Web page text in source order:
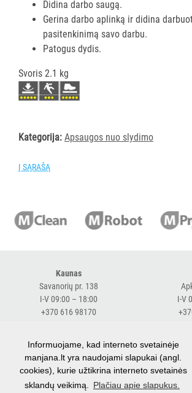
VALYMO
SKALBIMO
PURVĄ
KILIMĖLIAI
HIGIENOS
PRIEMONĖS
KOSMETIKA
VIEŠBUČIAMS
ĮRANGA
Didina darbo saugą.
Gerina darbo aplinką ir didina
pasitenkinimą savo darbu.
Patogus dydis.
Svoris 2.1 kg
Kategorija: Apsaugos nuo slydimo
Į SĄRAŠĄ
Kaunas
Savanorių pr. 138
I-V 09:00 – 18:00
+370 616 98170
I-V
Klaipėda
Baltijos pr. 26 B
I-V 09:00 – 18:00
Informuojame, kad interneto svetainėje
manjana.lt yra naudojami slapukai (angl.
cookies), kurie užtikrina interneto svetainės
sklandų veikimą.
Plačiau apie slapukus.